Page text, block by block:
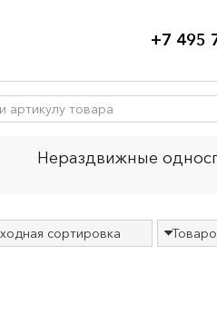
+7 495
Нераздвижные